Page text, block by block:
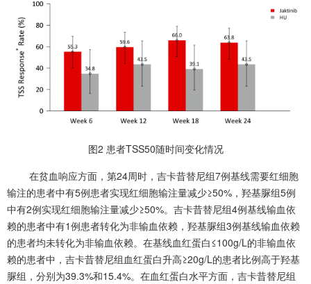
图2 患者TSS50随时间变化情况
在贫血响应方面，第24周时，吉卡昔替尼组7例基线需要红细胞
输注的患者中有5例患者实现红细胞输注量减少≥50%，羟基脲组5例
中有2例实现红细胞输注量减少≥50%。吉卡昔替尼组4例基线输血依
赖的患者中有1例患者转化为非输血依赖，羟基脲组3例基线输血依赖
的患者均未转化为非输血依赖。在基线血红蛋白≤100g/L的非输血依
赖的患者中，吉卡昔替尼组血红蛋白升高≥20g/L的患者比例高于羟基
脲组，分别为39.3%和15.4%。在血红蛋白水平方面，吉卡昔替尼组